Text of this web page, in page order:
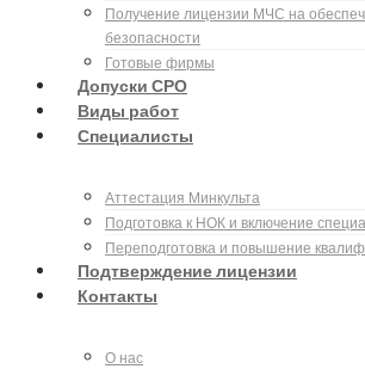
Получение лицензии МЧС на
безопасности
Готовые фирмы
Допуски СРО
Виды работ
Специалисты
Аттестация Минкульта
Подготовка к НОК и включение
Переподготовка и повышение
Подтверждение лицензии
Контакты
О нас